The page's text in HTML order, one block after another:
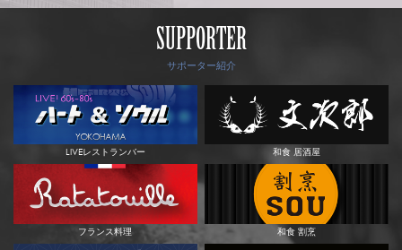
SUPPORTER
サポーター紹介
LIVEレストランバー 和食 居酒屋
フランス料理 和食 割烹